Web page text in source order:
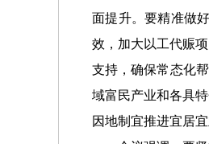
面提升。要精准做
效，加大以工代赈
支持，确保常态化
域富民产业和各具
因地制宜推进宜居